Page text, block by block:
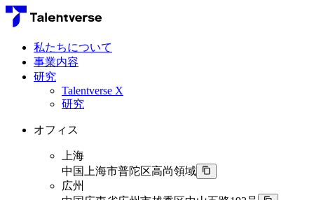
私たちについて
事業内容
研究
Talentverse X
研究
オフィス
上海
中国上海市普陀区高尚領域
広州